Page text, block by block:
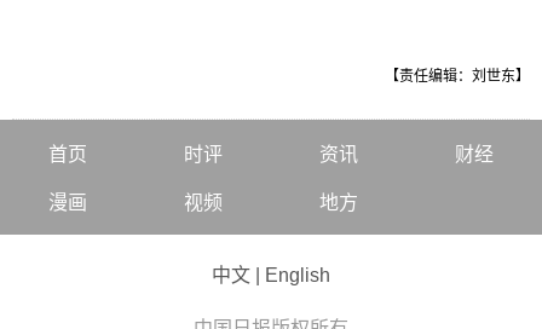
【责任编辑：刘世东】
首页 时评 资讯 财经
漫画 视频 地方
中文 English